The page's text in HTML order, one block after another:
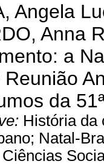
Angela
Anna
a
Reunião
da
História da
Natal-
Ciências